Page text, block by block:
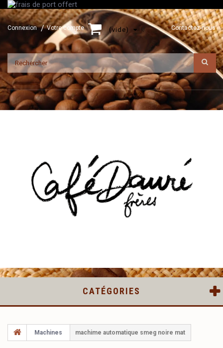
Connexion Votre compte Contactez-nous
(vide)
CATÉGORIES
Machines machime automatique smeg noire mat